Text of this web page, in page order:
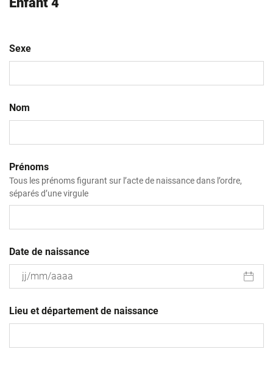
Sexe
Nom
Prénoms
Tous les prénoms figurant sur l’acte de naissance dans l’ordre,
séparés d’une virgule
Date de naissance
slash
MM
Lieu et département de naissance